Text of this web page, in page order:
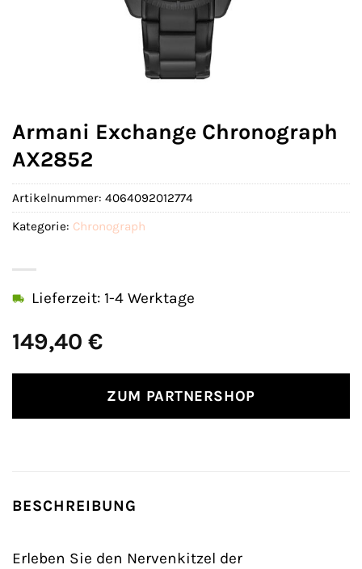
Armani Exchange Chronograph
AX2852
149,40 €
Lieferzeit: 1-4 Werktage
ZUM PARTNERSHOP
Artikelnummer: 4064092012774
Kategorie: Chronograph
BESCHREIBUNG
Erleben Sie den Nervenkitzel der